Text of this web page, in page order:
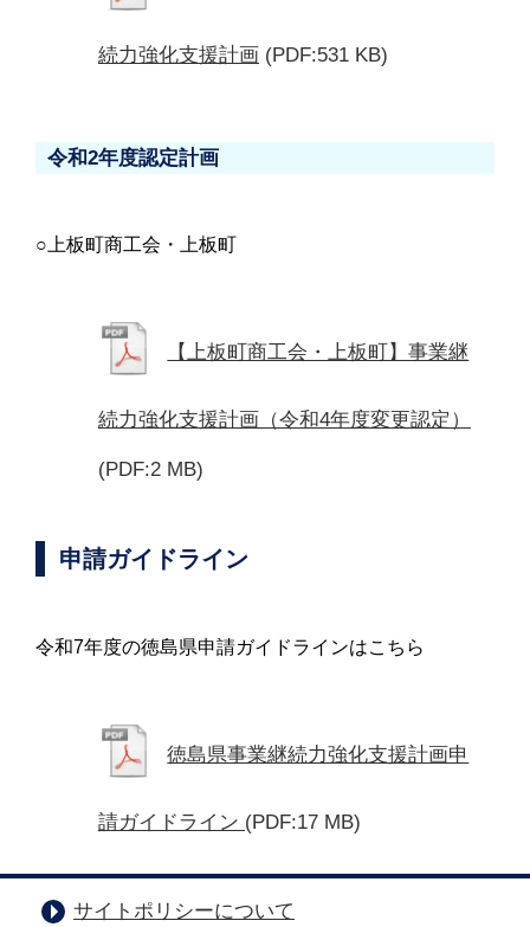
続力強化支援計画 (PDF:531 KB)
令和2年度認定計画
○上板町商工会・上板町
【上板町商工会・上板町】事業継
続力強化支援計画（令和4年度変更認定）
(PDF:2 MB)
申請ガイドライン
令和7年度の徳島県申請ガイドラインはこちら
徳島県事業継続力強化支援計画申
請ガイドライン (PDF:17 MB)
サイトポリシーについて